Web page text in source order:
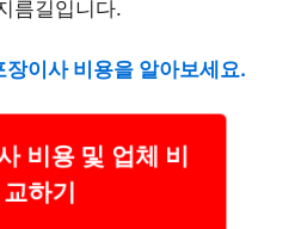
름길입니다.
이사 비용을 알아보세요.
비용 및 업체 비
교하기